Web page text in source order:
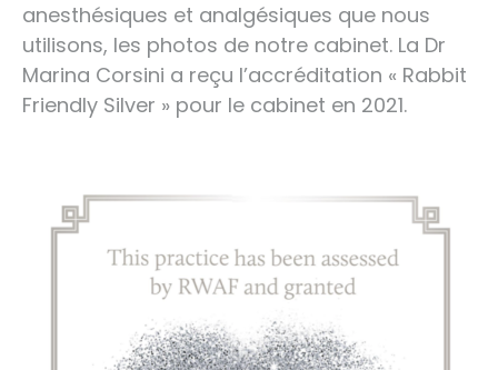
anesthésiques et analgésiques que nous
utilisons, les photos de notre cabinet. La Dr
Marina Corsini a reçu l’accréditation « Rabbit
Friendly Silver » pour le cabinet en 2021.